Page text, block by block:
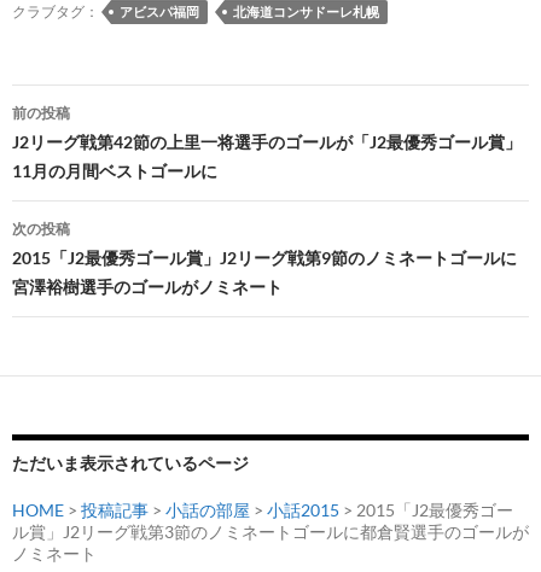
クラブタグ： アビスパ福岡 北海道コンサドーレ札幌
投
稿
ナ
ビ
ゲ
ー
ン
前の投稿
J2リーグ戦第42節の上里一将選手のゴールが「J2最優秀ゴール賞」
11月の月間ベストゴールに
次の投稿
2015「J2最優秀ゴール賞」J2リーグ戦第9節のノミネートゴールに
宮澤裕樹選手のゴールがノミネート
ただいま表示されているページ
HOME > 投稿記事 > 小話の部屋 > 小話2015 > 2015「J2最優秀ゴー
ル賞」J2リーグ戦第3節のノミネートゴールに都倉賢選手のゴールが
ノミネート